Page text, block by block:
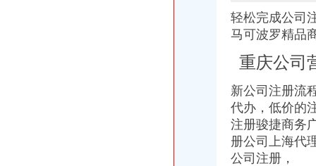
轻松完成公司
马可波罗精品
重庆公司
新公司注册流
代办， 低价的
注册骏捷商务
册公司上海代
公司注册，